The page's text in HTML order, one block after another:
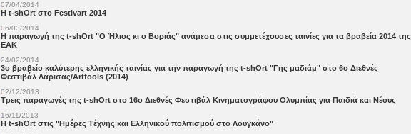
07/04/2014
Η t-shOrt στο Festivart 2014
06/03/2014
Η παραγωγή της t-shOrt "Ο Ήλιος κι ο Βοριάς" ανάμεσα στις συμμετέχουσες ταινίες για τα βραβεία 2014 της
ΕΑΚ
24/02/2014
3o βραβείο καλύτερης ελληνικής ταινίας για την παραγωγή της t-shOrt "Γης μαδιάμ" στο 6ο Διεθνές
Φεστιβάλ Λάρισας/Artfools (2014)
02/12/2013
Τρεις παραγωγές της t-shOrt στο 16o Διεθνές Φεστιβάλ Κινηματογράφου Ολυμπίας για Παιδιά και Νέους
16/11/2013
Η t-shOrt στις "Ημέρες Tέχνης και Ελληνικού πολιτισμού στο Λουγκάνο"